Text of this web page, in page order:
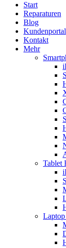
Start
Reparaturen
Blog
Kundenportal
Kontakt
Mehr
Tablet